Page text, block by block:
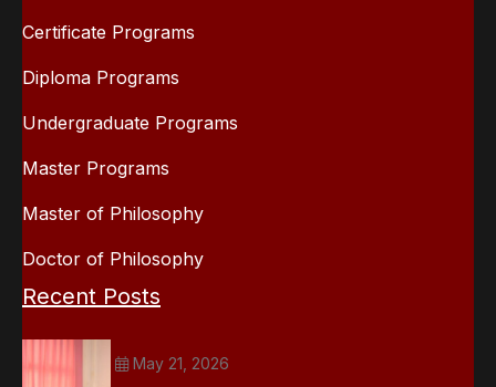
Certificate Programs
Diploma Programs
Undergraduate Programs
Master Programs
Master of Philosophy
Doctor of Philosophy
Recent Posts
May 21, 2026